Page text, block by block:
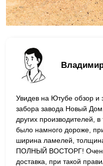
Увидев на Ютубе обзор и
забора завода Новый
других производителей,
было намного дороже,
ширина ламелей,
ПОЛНЫЙ ВОСТОРГ! Очень
доставка, при такой